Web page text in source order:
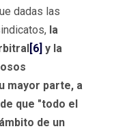
dadas las
la
[6] y la
mayor parte, a
que "todo el
de un